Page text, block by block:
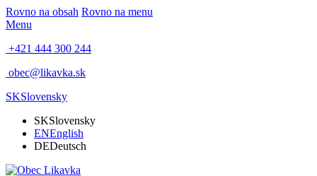
Rovno na obsah Rovno na menu
Menu
+421 444 300 244
obec@likavka.sk
SKSlovensky
SKSlovensky
ENEnglish
DEDeutsch